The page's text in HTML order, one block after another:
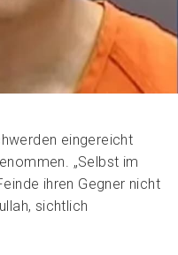
eingereicht
„Selbst im
ihren Gegner nicht
sichtlich